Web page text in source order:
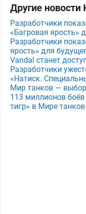
Другие новости
Разработчики
«Багровая ярость»
Разработчики
ярость» для
Vandal станет
Разработчики
«Натиск.
Мир танков —
113 миллионов
тигр» в Мире танков